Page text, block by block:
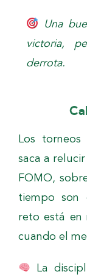
Una
victoria,
derrota.
Los
saca a
FOMO,
tiempo son
reto está en
cuando el
La